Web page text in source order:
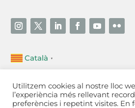
Català ▼
Unió Empresarial de l’Anoia (UEA)
Ctra. de Manresa, 131, 08700 –
Tel 93 805 22 92
Utilitzem cookies al nostre lloc
l’experiència més rellevant
preferències i repetint visites. En